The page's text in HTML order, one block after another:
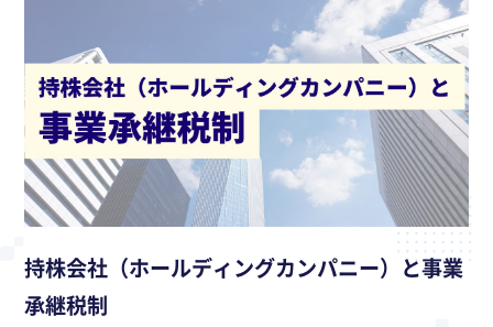
持株会社（ホールディングカンパニー）と事業
承継税制